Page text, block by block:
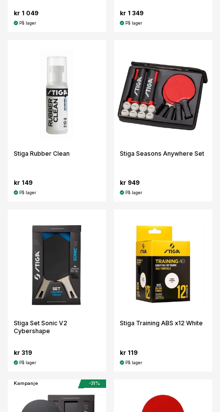
kr 1 049
På lager
kr 1 349
På lager
Stiga Rubber Clean
kr 149
På lager
Stiga Seasons Anywhere Set
kr 949
På lager
Stiga Set Sonic V2
Cybershape
kr 319
På lager
Stiga Training ABS x12 White
kr 119
På lager
Kampanje -31%